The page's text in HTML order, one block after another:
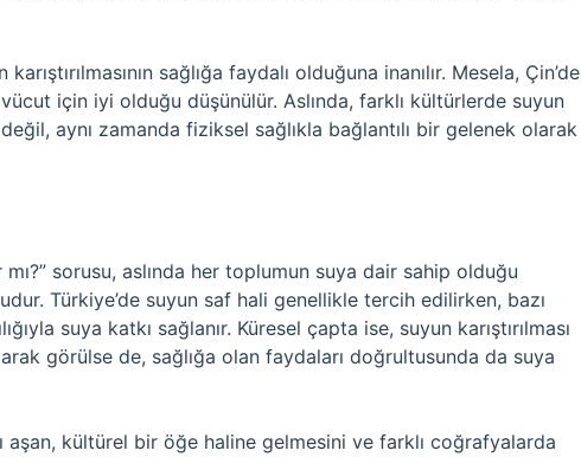
sağlığa faydalı olduğuna inanılır. Mesela, Çin’de
vücut için iyi olduğu düşünülür. Aslında, farklı kültürlerde suyun
değil, aynı zamanda fiziksel sağlıkla bağlantılı bir gelenek olarak
mı?” sorusu, aslında her toplumun suya dair sahip olduğu
Türkiye’de suyun saf hali genellikle tercih edilirken, bazı
suya katkı sağlanır. Küresel çapta ise, suyun karıştırılması
görülse de, sağlığa olan faydaları doğrultusunda da suya
aşan, kültürel bir öğe haline gelmesini ve farklı coğrafyalarda